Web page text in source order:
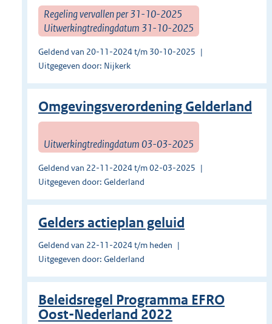
Regeling vervallen per 31-10-2025
Uitwerkingtredingdatum 31-10-2025
Geldend van 20-11-2024 t/m 30-10-2025
Uitgegeven door: Nijkerk
Omgevingsverordening Gelderland
Uitwerkingtredingdatum 03-03-2025
Geldend van 22-11-2024 t/m 02-03-2025
Uitgegeven door: Gelderland
Gelders actieplan geluid
Geldend van 22-11-2024 t/m heden
Uitgegeven door: Gelderland
Beleidsregel Programma EFRO
Oost-Nederland 2022